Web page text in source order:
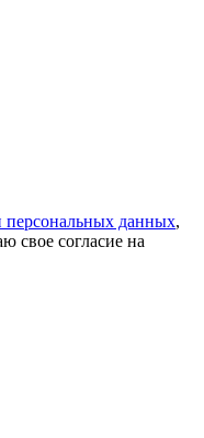
персональных данных,
свое согласие на